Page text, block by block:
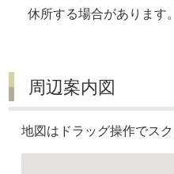
休所する場合があります。
周辺案内図
地図はドラッグ操作でスク